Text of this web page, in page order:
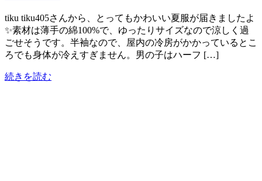
tiku tiku405さんから、とってもかわいい夏服が届きましたよ
✨素材は薄手の綿100%で、ゆったりサイズなので涼しく過
ごせそうです。半袖なので、屋内の冷房がかかっているとこ
ろでも身体が冷えすぎません。男の子はハーフ […]
続きを読む